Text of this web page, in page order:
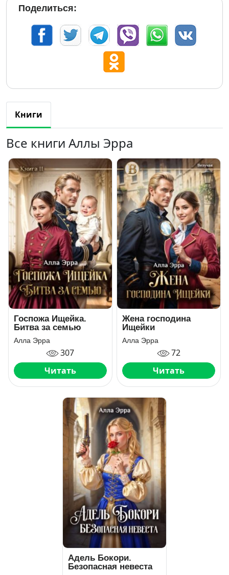
Поделиться:
Книги
Все книги Аллы Эрра
Госпожа Ищейка.
Битва за семью
Алла Эрра
307
Читать
Жена господина
Ищейки
Алла Эрра
72
Читать
Адель Бокори.
Безопасная невеста